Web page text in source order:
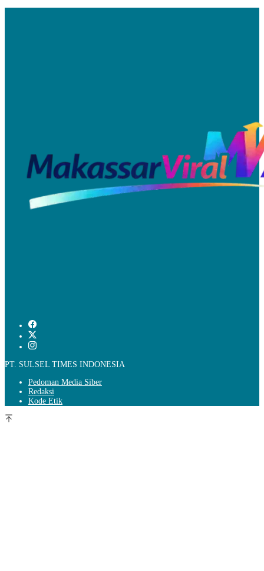
PT. SULSEL TIMES INDONESIA
Pedoman Media Siber
Redaksi
Kode Etik